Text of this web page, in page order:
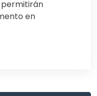
permitirán
en